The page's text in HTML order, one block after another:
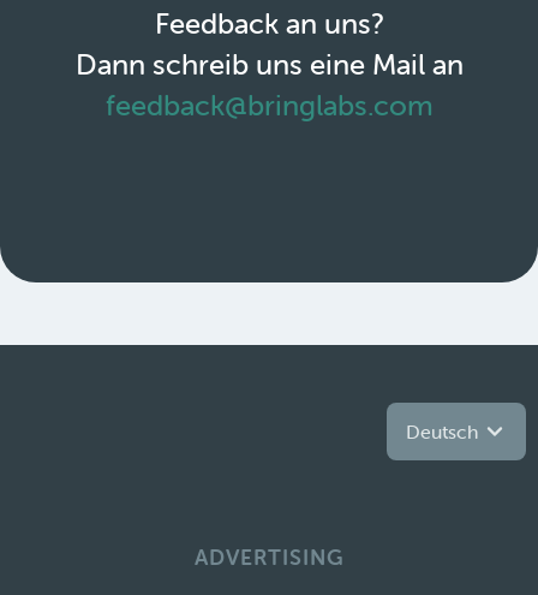
Feedback an uns?
Dann schreib uns eine Mail an
feedback@bringlabs.com
Deutsch
ADVERTISING